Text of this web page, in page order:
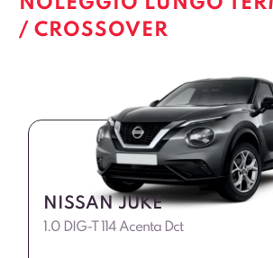
/ CROSSOVER
NISSAN JUKE
1.0 DIG-T 114 Acenta Dct